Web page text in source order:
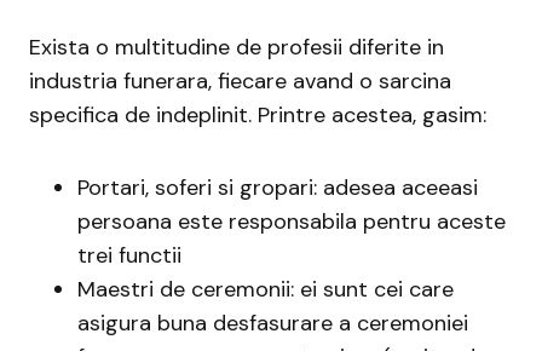
Exista o multitudine de profesii diferite in
industria funerara, fiecare avand o sarcina
specifica de indeplinit. Printre acestea, gasim:
Portari, soferi si gropari: adesea aceeasi
persoana este responsabila pentru aceste
trei functii
Maestri de ceremonii: ei sunt cei care
asigura buna desfasurare a ceremoniei